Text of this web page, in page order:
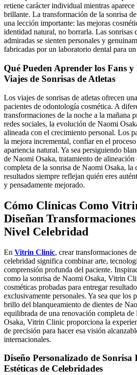
retiene carácter individual mientras
brillante. La transformación de la sonrisa
una lección importante: las mejoras
identidad natural, no borrarla. Las sonrisas
admiradas se sienten personales y
fabricadas por un laboratorio dental para
Qué Pueden Aprender los Fans y
Viajes de Sonrisas de Atletas
Los viajes de sonrisas de atletas ofrecen
pacientes de odontología cosmética. A
transformaciones de la noche a la mañana
redes sociales, la evolución de Naomi
alineada con el crecimiento personal. Los
la mejora incremental, confiar en el
apariencia natural. Ya sea persiguiendo
de Naomi Osaka, tratamiento de alineación
completa de la sonrisa de Naomi Osaka, la
resultados siempre reflejan quién eres
y pensadamente mejorado.
Cómo Clínicas Como
Diseñan
Nivel Celebridad
En Vitrin Clinic, crear transformaciones
celebridad significa combinar arte,
comprensión profunda del paciente.
como la sonrisa de Naomi Osaka, Vitrin
cosméticas probadas para entregar
exclusivamente personales. Ya sea que los
brillo del blanqueamiento de dientes de
equilibrada de una renovación completa de
Osaka, Vitrin Clinic proporciona la
de precisión para hacer esa visión
internacionales.
Diseño Personalizado de Sonrisa
Estéticas de Celebridades